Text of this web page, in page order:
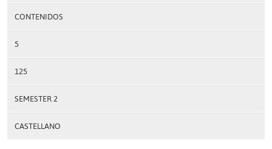
CONTENIDOS
5
125
SEMESTER 2
CASTELLANO